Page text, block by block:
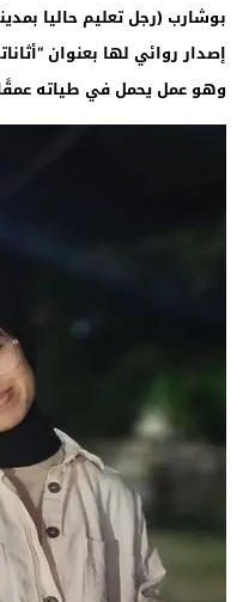
بوشارب (رجل تعليم حاليا
إصدار روائي لها بعنوان“
وهو عمل يحمل في طياته